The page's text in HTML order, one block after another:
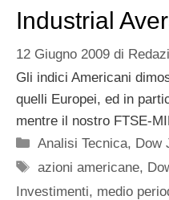
Industrial
12 Giugno 2009 di
Gli indici Americani
quelli Europei, ed in
mentre il nostro FTSE-
Categorie
Analisi Tecnica, Dow
Tag
azioni americane,
Investimenti, medio